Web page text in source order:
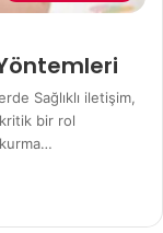
Sağlıklı iletişim,
bir rol